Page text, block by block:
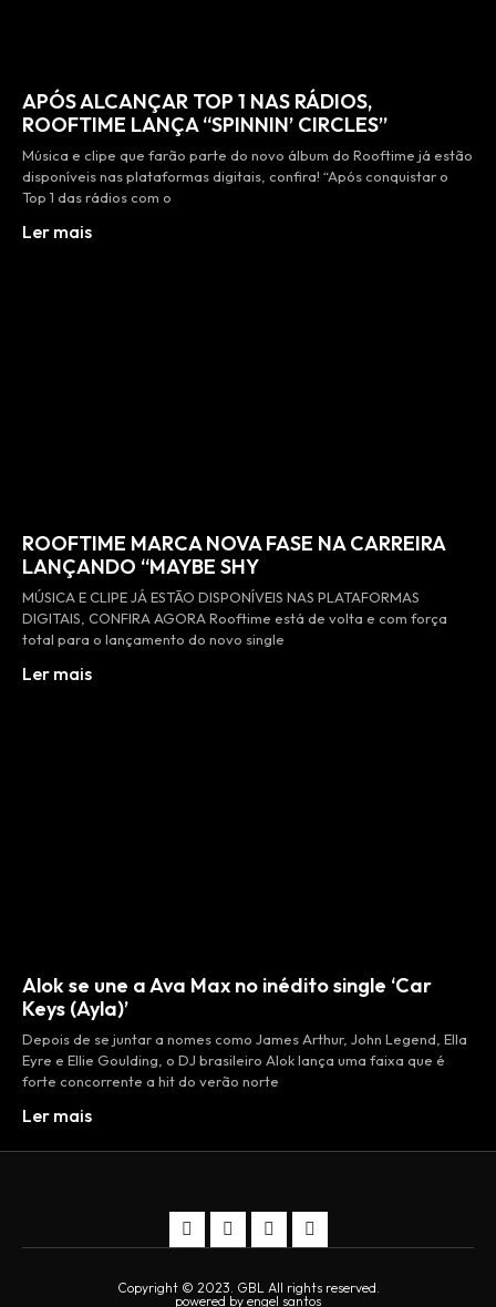
APÓS ALCANÇAR TOP 1 NAS RÁDIOS,
ROOFTIME LANÇA “SPINNIN’ CIRCLES”
Música e clipe que farão parte do novo álbum do Rooftime já estão
disponíveis nas plataformas digitais, confira! “Após conquistar o
Top 1 das rádios com o
Ler mais
ROOFTIME MARCA NOVA FASE NA CARREIRA
LANÇANDO “MAYBE SHY
MÚSICA E CLIPE JÁ ESTÃO DISPONÍVEIS NAS PLATAFORMAS
DIGITAIS, CONFIRA AGORA Rooftime está de volta e com força
total para o lançamento do novo single
Ler mais
Alok se une a Ava Max no inédito single ‘Car
Keys (Ayla)’
Depois de se juntar a nomes como James Arthur, John Legend, Ella
Eyre e Ellie Goulding, o DJ brasileiro Alok lança uma faixa que é
forte concorrente a hit do verão norte
Ler mais
powered by engel santos
Copyright © 2023. GBL All rights reserved.